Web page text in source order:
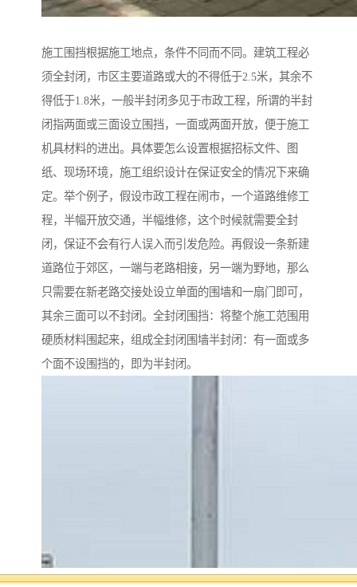
施工围挡根据施工地点，条件不同而不同。建筑工程必
须全封闭，市区主要道路或大的不得低于2.5米，其余不
得低于1.8米，一般半封闭多见于市政工程，所谓的半封
闭指两面或三面设立围挡，一面或两面开放，便于施工
机具材料的进出。具体要怎么设置根据招标文件、图
纸、现场环境，施工组织设计在保证安全的情况下来确
定。举个例子，假设市政工程在闹市，一个道路维修工
程，半幅开放交通，半幅维修，这个时候就需要全封
闭，保证不会有行人误入而引发危险。再假设一条新建
道路位于郊区，一端与老路相接，另一端为野地，那么
只需要在新老路交接处设立单面的围墙和一扇门即可，
其余三面可以不封闭。全封闭围挡：将整个施工范围用
硬质材料围起来，组成全封闭围墙半封闭：有一面或多
个面不设围挡的，即为半封闭。